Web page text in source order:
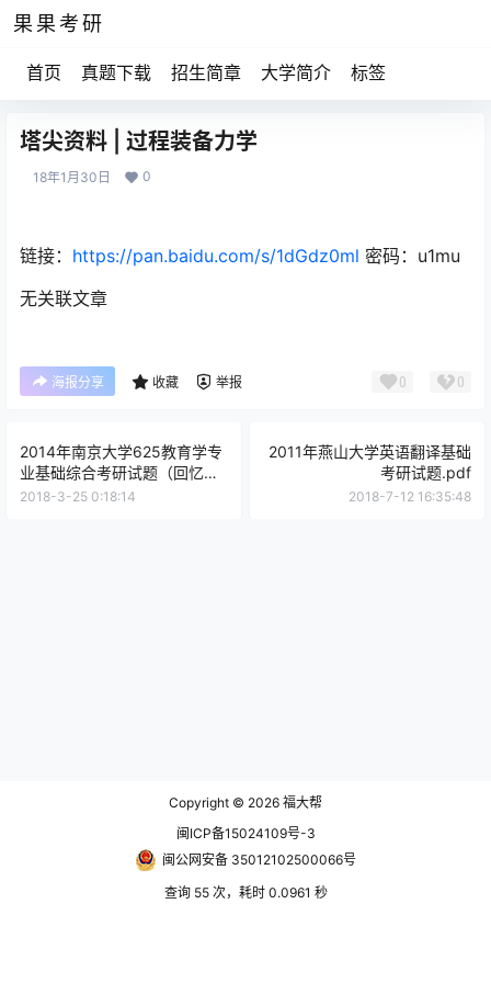
果果考研
首页 真题下载 招生简章 大学简介 标签
塔尖资料 | 过程装备力学
18年1月30日 0
链接： https://pan.baidu.com/s/1dGdz0ml 密码： u1mu
无关联文章
海报分享 收藏 举报 0 0
2014年南京大学625教育学专
业基础综合考研试题（回忆
版）.pdf
2018-3-25 0:18:14
2011年燕山大学英语翻译基础
考研试题.pdf
2018-7-12 16:35:48
Copyright © 2026 福大帮
闽ICP备15024109号-3
闽公网安备 35012102500066号
查询 55 次，耗时 0.0961 秒